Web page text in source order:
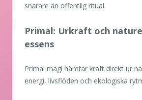
snarare än offentlig ritual.
Primal: Urkraft och
essens
Primal magi hämtar kraft direkt ur
energi, livsflöden och ekologiska